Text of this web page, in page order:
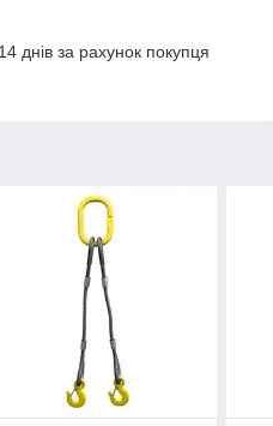
днів за рахунок покупця